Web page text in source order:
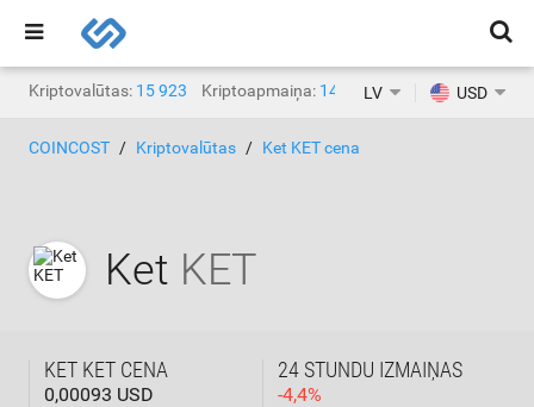
Kriptovalūtas: 15 923 Kriptoapmaiņa: 1468 LV USD
COINCOST Kriptovalūtas Ket KET cena
Ket KET
KET KET CENA
0,00093 USD
24 STUNDU IZMAIŅAS
-4,4%